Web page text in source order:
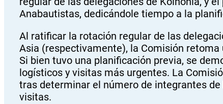
Anabautistas, dedicándole tiempo a la
Al ratificar la rotación regular de las
Asia (respectivamente), la Comisión
Si bien tuvo una planificación previa, se
logísticos y visitas más urgentes. La
tras determinar el número de integrantes
visitas.